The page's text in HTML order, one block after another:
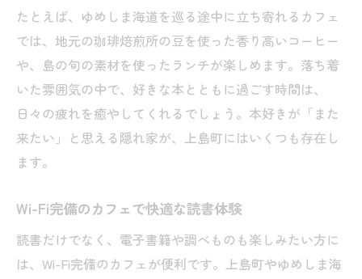
たとえば、ゆめしま海道を巡る途中に立ち寄れるカフェ
では、地元の珈琲焙煎所の豆を使った香り高いコーヒー
や、島の旬の素材を使ったランチが楽しめます。落ち着
いた雰囲気の中で、好きな本とともに過ごす時間は、
日々の疲れを癒やしてくれるでしょう。本好きが「また
来たい」と思える隠れ家が、上島町にはいくつも存在し
ます。
Wi-Fi完備のカフェで快適な読書体験
読書だけでなく、電子書籍や調べものも楽しみたい方に
は、Wi-Fi完備のカフェが便利です。上島町やゆめしま海